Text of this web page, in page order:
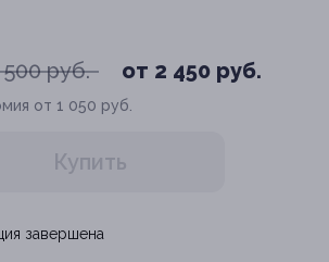
500 руб. от 2 450 руб.
от 1 050 руб.
Купить
завершена